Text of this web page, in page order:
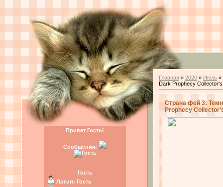
Привет Гость!
Сообщения:
Гость
Логин: Гость
Главная » 2020 » Июль »
Dark Prophecy Collector's
Страна фей 3:
Prophecy